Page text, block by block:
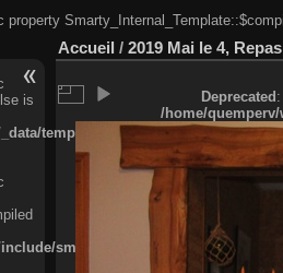
property
is
templates_c/
smarty/libs/sysplugins/
Accueil / 2019 Mai le 4,
Deprecated
/home/